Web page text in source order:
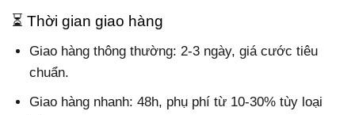
⏳ Thời gian giao hàng
Giao hàng thông thường: 2-3 ngày, giá cước tiêu
chuẩn.
Giao hàng nhanh: 48h, phụ phí từ 10-30% tùy loại